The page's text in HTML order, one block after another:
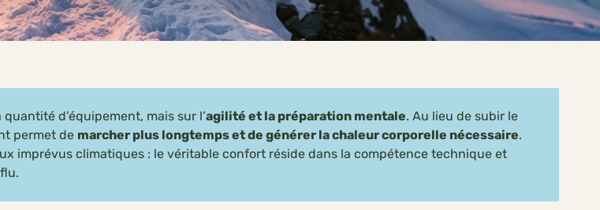
d’équipement, mais sur l’agilité et la préparation mentale. Au lieu de subir le
permet de marcher plus longtemps et de générer la chaleur corporelle nécessaire.
imprévus climatiques : le véritable confort réside dans la compétence technique et